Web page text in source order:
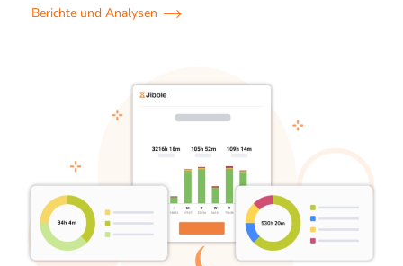
Berichte und Analysen